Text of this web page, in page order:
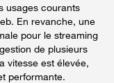
usages courants
En revanche, une
pour le streaming
de plusieurs
vitesse est élevée,
performante.